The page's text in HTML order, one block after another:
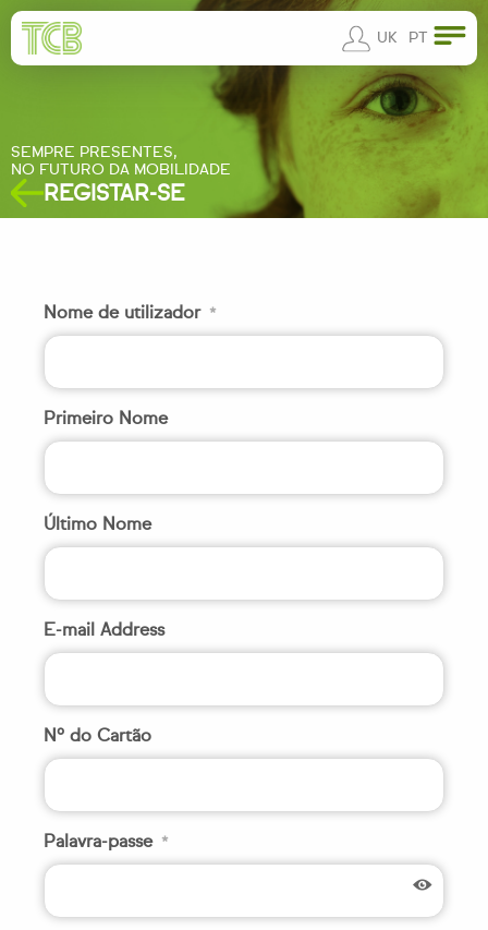
UK PT
SEMPRE PRESENTES,
NO FUTURO DA MOBILIDADE
REGISTAR-SE
Nome de utilizador *
Primeiro Nome
Último Nome
E-mail Address
Nº do Cartão
Palavra-passe *